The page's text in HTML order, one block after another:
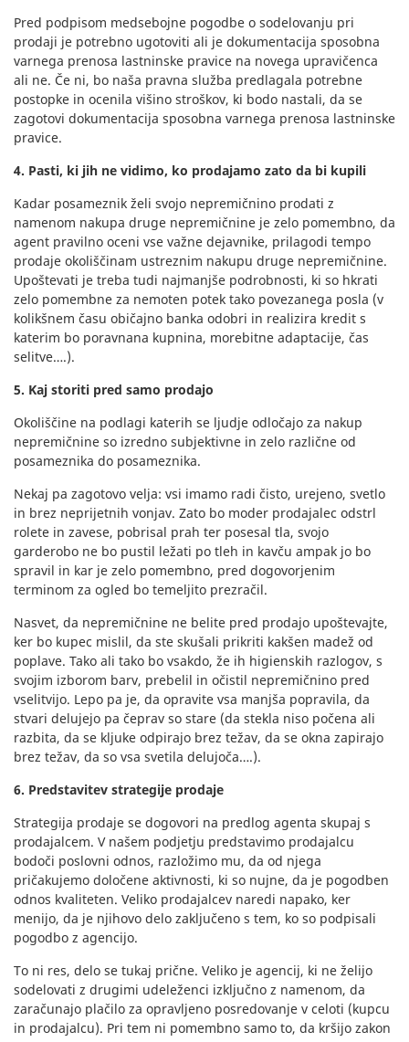
Pred podpisom medsebojne pogodbe o sodelovanju pri
prodaji je potrebno ugotoviti ali je dokumentacija sposobna
varnega prenosa lastninske pravice na novega upravičenca
ali ne. Če ni, bo naša pravna služba predlagala potrebne
postopke in ocenila višino stroškov, ki bodo nastali, da se
zagotovi dokumentacija sposobna varnega prenosa lastninske
pravice.
4. Pasti, ki jih ne vidimo, ko prodajamo zato da bi kupili
Kadar posameznik želi svojo nepremičnino prodati z
namenom nakupa druge nepremičnine je zelo pomembno, da
agent pravilno oceni vse važne dejavnike, prilagodi tempo
prodaje okoliščinam ustreznim nakupu druge nepremičnine.
Upoštevati je treba tudi najmanjše podrobnosti, ki so hkrati
zelo pomembne za nemoten potek tako povezanega posla (v
kolikšnem času običajno banka odobri in realizira kredit s
katerim bo poravnana kupnina, morebitne adaptacije, čas
selitve….).
5. Kaj storiti pred samo prodajo
Okoliščine na podlagi katerih se ljudje odločajo za nakup
nepremičnine so izredno subjektivne in zelo različne od
posameznika do posameznika.
Nekaj pa zagotovo velja: vsi imamo radi čisto, urejeno, svetlo
in brez neprijetnih vonjav. Zato bo moder prodajalec odstrl
rolete in zavese, pobrisal prah ter posesal tla, svojo
garderobo ne bo pustil ležati po tleh in kavču ampak jo bo
spravil in kar je zelo pomembno, pred dogovorjenim
terminom za ogled bo temeljito prezračil.
Nasvet, da nepremičnine ne belite pred prodajo upoštevajte,
ker bo kupec mislil, da ste skušali prikriti kakšen madež od
poplave. Tako ali tako bo vsakdo, že ih higienskih razlogov, s
svojim izborom barv, prebelil in očistil nepremičnino pred
vselitvijo. Lepo pa je, da opravite vsa manjša popravila, da
stvari delujejo pa čeprav so stare (da stekla niso počena ali
razbita, da se kljuke odpirajo brez težav, da se okna zapirajo
brez težav, da so vsa svetila delujoča….).
6. Predstavitev strategije prodaje
Strategija prodaje se dogovori na predlog agenta skupaj s
prodajalcem. V našem podjetju predstavimo prodajalcu
bodoči poslovni odnos, razložimo mu, da od njega
pričakujemo določene aktivnosti, ki so nujne, da je pogodben
odnos kvaliteten. Veliko prodajalcev naredi napako, ker
menijo, da je njihovo delo zaključeno s tem, ko so podpisali
pogodbo z agencijo.
To ni res, delo se tukaj prične. Veliko je agencij, ki ne želijo
sodelovati z drugimi udeleženci izključno z namenom, da
zaračunajo plačilo za opravljeno posredovanje v celoti (kupcu
in prodajalcu). Pri tem ni pomembno samo to, da kršijo zakon